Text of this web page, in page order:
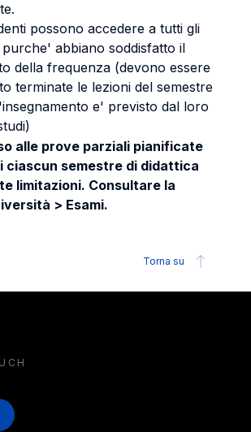
possono accedere a tutti gli
abbiano soddisfatto il
della frequenza (devono essere
terminate le lezioni del semestre
e' previsto dal loro
alle prove parziali pianificate
ciascun semestre di didattica
limitazioni. Consultare la
> Esami.
Torna su